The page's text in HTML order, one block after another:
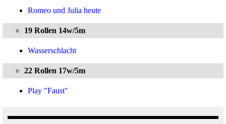
Romeo und Julia heute
19 Rollen 14w/5m
Wasserschlacht
22 Rollen 17w/5m
Play "Faust"